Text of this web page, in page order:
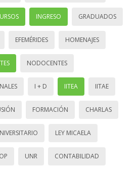
INGRESO GRADUADOS
EFEMÉRIDES HOMENAJES
NODOCENTES
I + D IITEA IITAE
FORMACIÓN CHARLAS
LEY MICAELA
UNR CONTABILIDAD